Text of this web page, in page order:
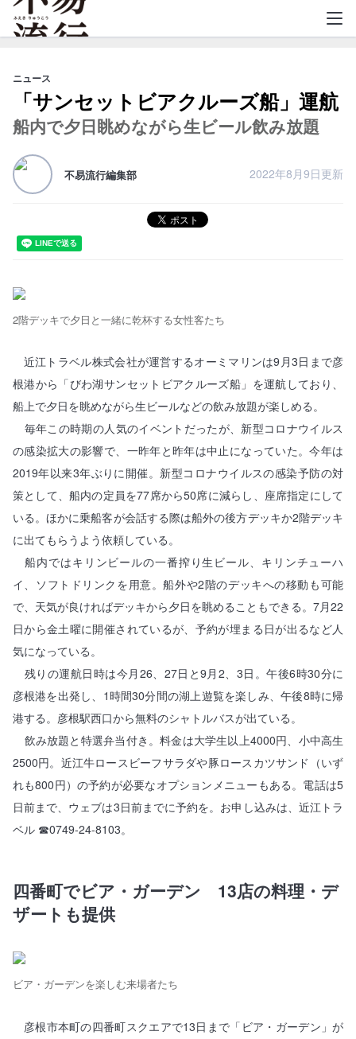
ニュース
「サンセットビアクルーズ船」運航
船内で夕日眺めながら生ビール飲み放題
不易流行編集部 2022年8月9日更新
2階デッキで夕日と一緒に乾杯する女性客たち
近江トラベル株式会社が運営するオーミマリンは9月3日まで彦
根港から「びわ湖サンセットビアクルーズ船」を運航しており、
船上で夕日を眺めながら生ビールなどの飲み放題が楽しめる。
毎年この時期の人気のイベントだったが、新型コロナウイルス
の感染拡大の影響で、一昨年と昨年は中止になっていた。今年は
2019年以来3年ぶりに開催。新型コロナウイルスの感染予防の対
策として、船内の定員を77席から50席に減らし、座席指定にして
いる。ほかに乗船客が会話する際は船外の後方デッキか2階デッキ
に出てもらうよう依頼している。
船内ではキリンビールの一番搾り生ビール、キリンチューハ
イ、ソフトドリンクを用意。船外や2階のデッキへの移動も可能
で、天気が良ければデッキから夕日を眺めることもできる。7月22
日から金土曜に開催されているが、予約が埋まる日が出るなど人
気になっている。
残りの運航日時は今月26、27日と9月2、3日。午後6時30分に
彦根港を出発し、1時間30分間の湖上遊覧を楽しみ、午後8時に帰
港する。彦根駅西口から無料のシャトルバスが出ている。
飲み放題と特選弁当付き。料金は大学生以上4000円、小中高生
2500円。近江牛ロースビーフサラダや豚ロースカツサンド（いず
れも800円）の予約が必要なオプションメニューもある。電話は5
日前まで、ウェブは3日前までに予約を。お申し込みは、近江トラ
ベル ☎0749-24-8103。
四番町でビア・ガーデン 13店の料理・デ
ザートも提供
ビア・ガーデンを楽しむ来場者たち
彦根市本町の四番町スクエアで13日まで「ビア・ガーデン」が